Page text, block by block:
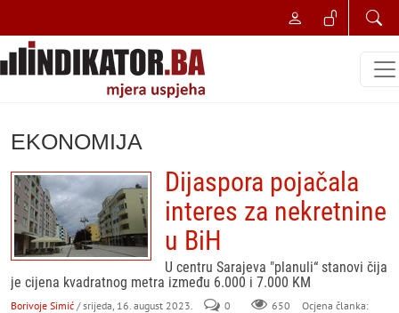
EKONOMIJA
Dijaspora pojačala
interes za nekretnine
u BiH
U centru Sarajeva "planuli“ stanovi čija
je cijena kvadratnog metra između 6.000 i 7.000 KM
Borivoje Simić / srijeda, 16. august 2023. 0 650
Ocjena članka: